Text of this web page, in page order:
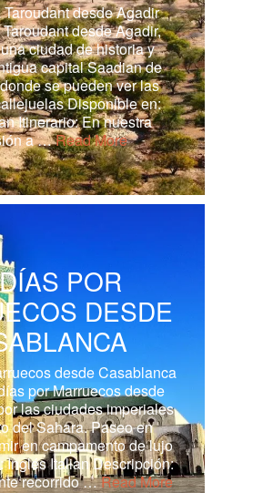
desde Agadir
desde Agadir,
ciudad de historia y
capital Saadian de
se pueden ver las
Disponible en:
Itinerario: En nuestra
a …Read More
POR
DESDE
desde Casablanca
por Marruecos desde
las ciudades imperiales
del Sahara. Paseo en
en campamento de lujo
Inglés Italian Descripción:
recorrido …Read More